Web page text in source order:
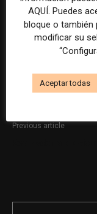
La selección y el
ofertas se ha
de inteligencia
Previous article
AQUÍ. Puedes
bloque o también
modificar su
Aceptar todas